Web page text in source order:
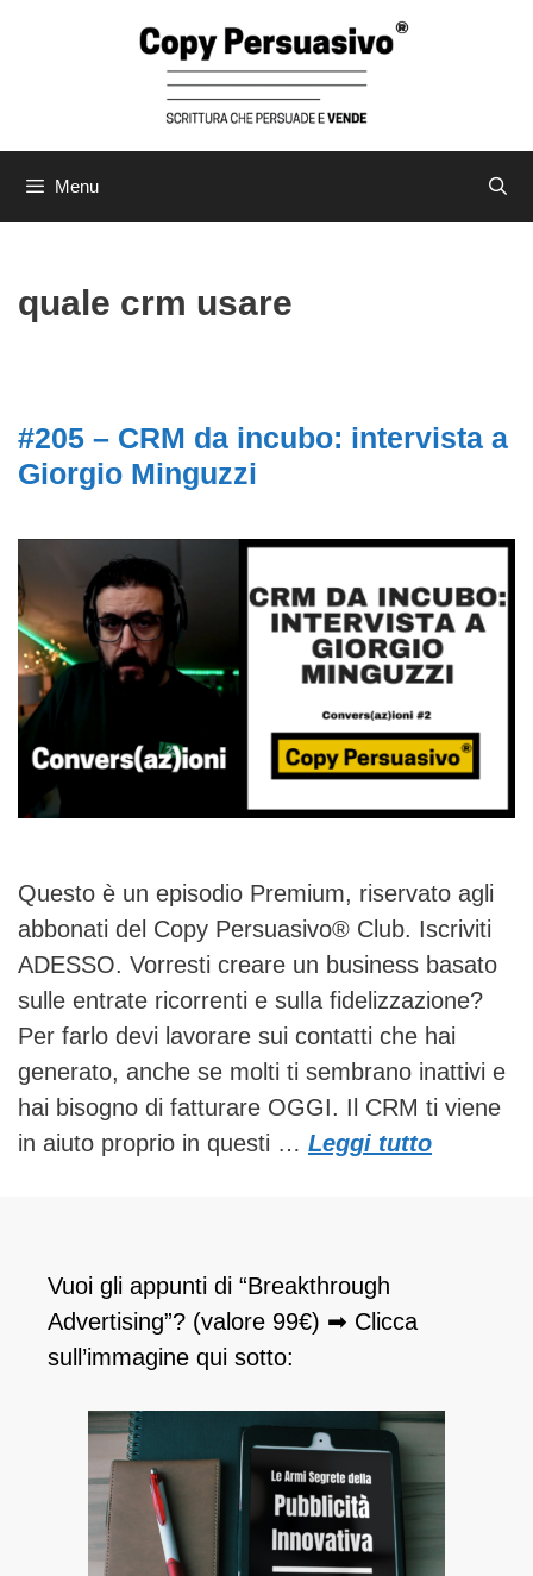
Menu
quale crm usare
#205 – CRM da incubo: intervista a
Giorgio Minguzzi
Questo è un episodio Premium, riservato agli
abbonati del Copy Persuasivo® Club. Iscriviti
ADESSO. Vorresti creare un business basato
sulle entrate ricorrenti e sulla fidelizzazione?
Per farlo devi lavorare sui contatti che hai
generato, anche se molti ti sembrano inattivi e
hai bisogno di fatturare OGGI. Il CRM ti viene
in aiuto proprio in questi … Leggi tutto
Vuoi gli appunti di “Breakthrough
Advertising”? (valore 99€) ➡ Clicca
sull’immagine qui sotto: